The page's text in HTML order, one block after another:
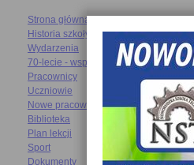
Strona główna
Historia szkoły
Wydarzenia
70-lecie - wspomnienia
Pracownicy
Uczniowie
Nowe pracownie
Biblioteka
Plan lekcji
Sport
Dokumenty